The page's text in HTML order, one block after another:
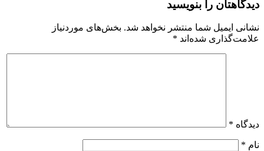
دیدگاهتان را بنویسید
نشانی ایمیل شما منتشر نخواهد شد. بخش‌های موردنیاز
علامت‌گذاری شده‌اند *
دیدگاه *
نام *